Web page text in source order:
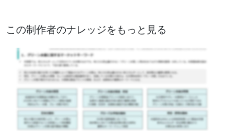
この制作者のナレッジをもっと見る